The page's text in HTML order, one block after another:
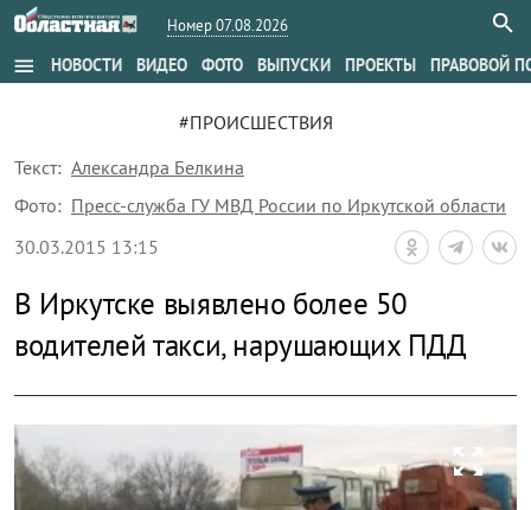
Номер 07.08.2026
menu НОВОСТИ ВИДЕО ФОТО ВЫПУСКИ ПРОЕКТЫ ПРАВОВОЙ
#ПРОИСШЕСТВИЯ
Текст: Александра Белкина
Фото: Пресс-служба ГУ МВД России по Иркутской области
30.03.2015 13:15
В Иркутске выявлено более 50
водителей такси, нарушающих ПДД
zoom_out_map